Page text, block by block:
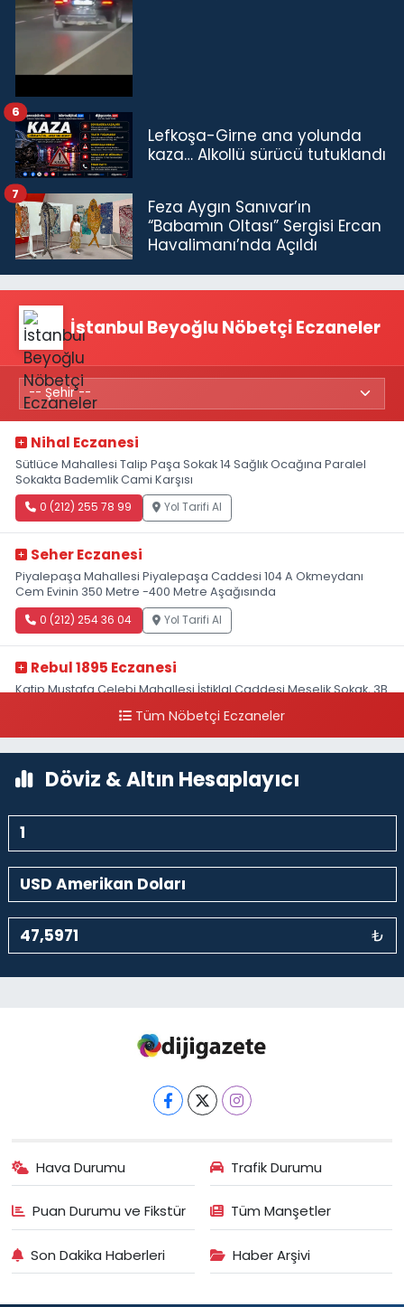
Lefkoşa-Girne ana yolunda
kaza… Alkollü sürücü tutuklandı
6
Feza Aygın Sanıvar’ın
“Babamın Oltası” Sergisi Ercan
Havalimanı’nda Açıldı
7
İstanbul Beyoğlu Nöbetçi Eczaneler
Nihal Eczanesi
Sütlüce Mahallesi Talip Paşa Sokak 14 Sağlık Ocağına Paralel
Sokakta Bademlik Cami Karşısı
0 (212) 255 78 99 Yol Tarifi Al
Seher Eczanesi
Piyalepaşa Mahallesi Piyalepaşa Caddesi 104 A Okmeydanı
Cem Evinin 350 Metre -400 Metre Aşağısında
0 (212) 254 36 04 Yol Tarifi Al
Rebul 1895 Eczanesi
Katip Mustafa Çelebi Mahallesi İstiklal Caddesi Meşelik Sokak, 3B
Tüm Nöbetçi Eczaneler
Döviz & Altın Hesaplayıcı
₺
Hava Durumu Trafik Durumu
Puan Durumu ve Fikstür Tüm Manşetler
Son Dakika Haberleri Haber Arşivi